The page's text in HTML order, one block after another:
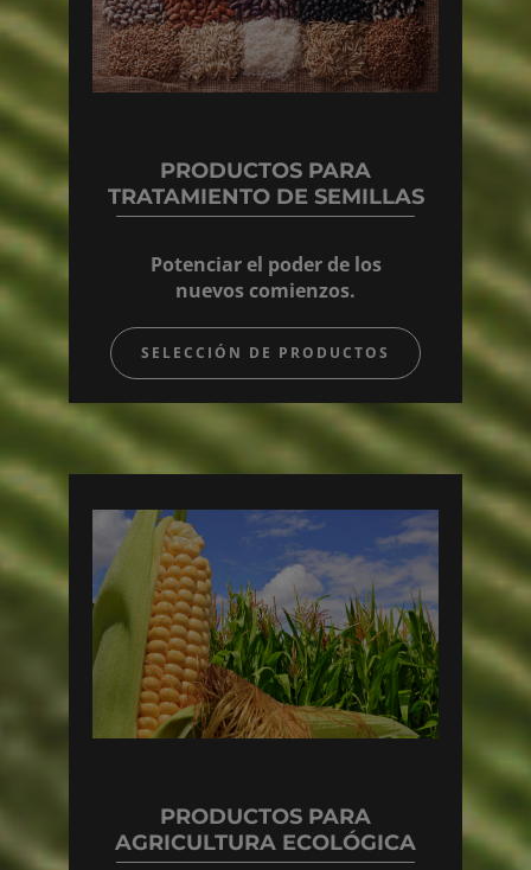
PRODUCTOS PARA
TRATAMIENTO DE SEMILLAS
Potenciar el poder de los
nuevos comienzos.
SELECCIÓN DE PRODUCTOS
PRODUCTOS PARA
AGRICULTURA ECOLÓGICA